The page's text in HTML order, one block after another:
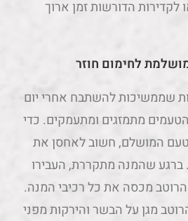
הדורשות זמן ארוך
לחימום חוזר
שממשיכות להשתבח אחרי יום
מתמזגים ומתעמקים. כדי
המושלם, חשוב לאחסן את
ברגע שהמנה מתקררת, העבירו
מכסה את כל רכיבי המנה.
מגן על הבשר והירקות מפני